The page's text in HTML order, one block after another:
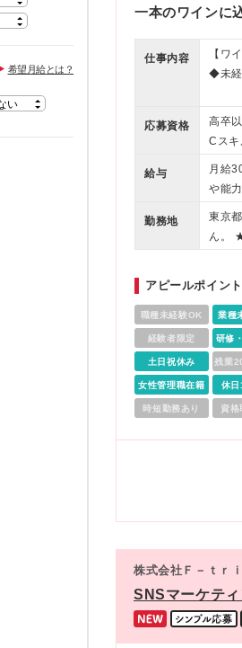
希望月給とは？
一本のワインに
仕事内容
【ワ
◆未経
応募資格
高卒
Cス
想定
イト
品・
トー
給与
月給
や能
固定
過分
勤務地
東京
ん。
アピールポイント
職種未経験OK 業種
経験者限定 研修
土日祝休み 残業
女性管理職在籍 休日
時短勤務あり 資格
株式会社Ｆ－ｔｒ
SNSマーケテ